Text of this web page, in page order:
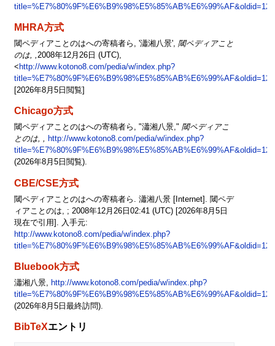
MHRA方式
閾ペディアことのはへの寄稿者ら, '瀟湘八景', 閾ペディアこと
のは, ,2008年12月26日 (UTC),
< http://www.kotono8.com/pedia/w/index.php?
[2026年8月5日閲覧]
Chicago方式
閾ペディアことのはへの寄稿者ら, "瀟湘八景," 閾ペディアこ
とのは, , http://www.kotono8.com/pedia/w/index.php?
(2026年8月5日閲覧).
CBE/CSE方式
閾ペディアことのはへの寄稿者ら. 瀟湘八景 [Internet]. 閾ペデ
ィアことのは, ; 2008年12月26日02:41 (UTC) [2026年8月5日
現在で引用]. 入手元:
http://www.kotono8.com/pedia/w/index.php?
Bluebook方式
瀟湘八景, http://www.kotono8.com/pedia/w/index.php?
(2026年8月5日最終訪問).
BibTeXエントリ